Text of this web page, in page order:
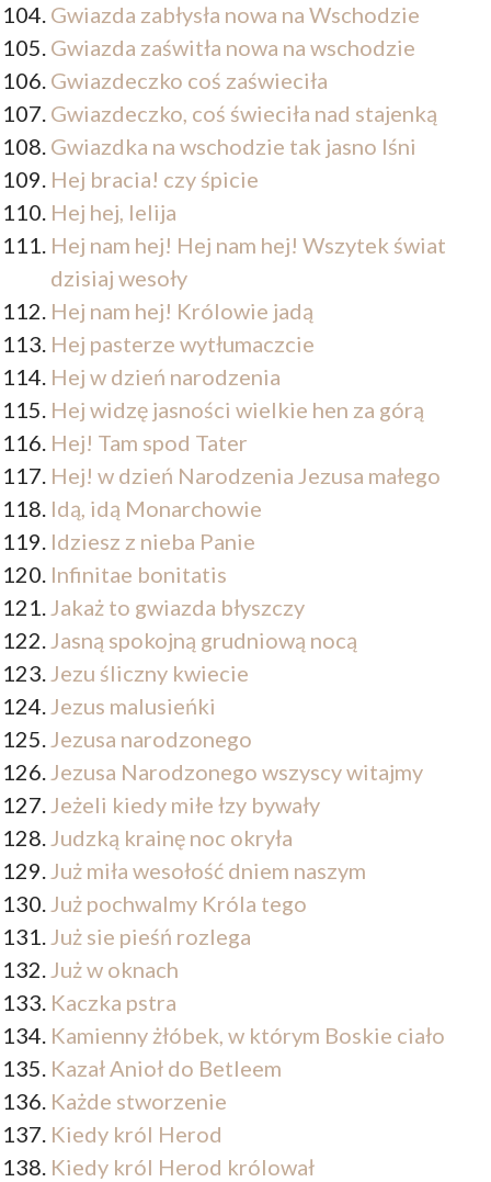
Gwiazda zabłysła nowa na Wschodzie
Gwiazda zaświtła nowa na wschodzie
Gwiazdeczko coś zaświeciła
Gwiazdeczko, coś świeciła nad stajenką
Gwiazdka na wschodzie tak jasno lśni
Hej bracia! czy śpicie
Hej hej, lelija
Hej nam hej! Hej nam hej! Wszytek świat
dzisiaj wesoły
Hej nam hej! Królowie jadą
Hej pasterze wytłumaczcie
Hej w dzień narodzenia
Hej widzę jasności wielkie hen za górą
Hej! Tam spod Tater
Hej! w dzień Narodzenia Jezusa małego
Idą, idą Monarchowie
Idziesz z nieba Panie
Infinitae bonitatis
Jakaż to gwiazda błyszczy
Jasną spokojną grudniową nocą
Jezu śliczny kwiecie
Jezus malusieńki
Jezusa narodzonego
Jezusa Narodzonego wszyscy witajmy
Jeżeli kiedy miłe łzy bywały
Judzką krainę noc okryła
Już miła wesołość dniem naszym
Już pochwalmy Króla tego
Już sie pieśń rozlega
Już w oknach
Kaczka pstra
Kamienny żłóbek, w którym Boskie ciało
Kazał Anioł do Betleem
Każde stworzenie
Kiedy król Herod
Kiedy król Herod królował